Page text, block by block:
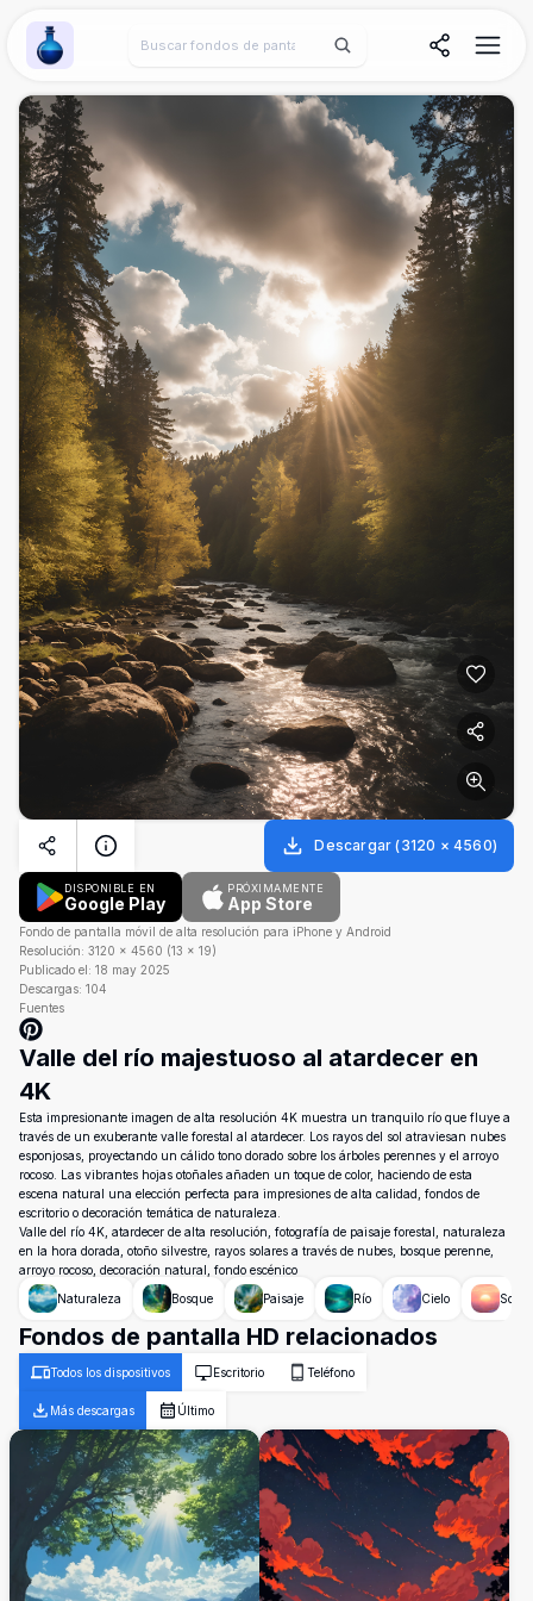
Wallpaper Alchemy
Descargar (3120 × 4560)
DISPONIBLE EN
Google Play
PRÓXIMAMENTE
App Store
Fondo de pantalla móvil de alta resolución para iPhone y Android
Resolución: 3120 × 4560 (13 × 19)
Publicado el: 18 may 2025
Descargas: 104
Fuentes
Valle del río majestuoso al atardecer en
4K
Esta impresionante imagen de alta resolución 4K muestra un tranquilo río que fluye a
través de un exuberante valle forestal al atardecer. Los rayos del sol atraviesan nubes
esponjosas, proyectando un cálido tono dorado sobre los árboles perennes y el arroyo
rocoso. Las vibrantes hojas otoñales añaden un toque de color, haciendo de esta
escena natural una elección perfecta para impresiones de alta calidad, fondos de
escritorio o decoración temática de naturaleza.
Valle del río 4K, atardecer de alta resolución, fotografía de paisaje forestal, naturaleza
en la hora dorada, otoño silvestre, rayos solares a través de nubes, bosque perenne,
arroyo rocoso, decoración natural, fondo escénico
Naturaleza
Bosque Paisaje Río Cielo Sol
Fondos de pantalla HD relacionados
Todos los dispositivos Escritorio Teléfono
Más descargas Último